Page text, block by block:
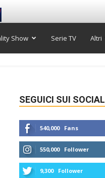
Show Serie TV Altri
SEGUICI SUI SOCIAL
540,000 Fans
550,000 Follower
9,300 Follower